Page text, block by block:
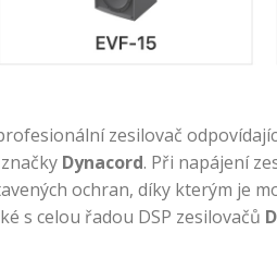
zesilovač
Dynacord. Při napájení
ochran, díky kterým je
s celou řadou DSP zesilovačů